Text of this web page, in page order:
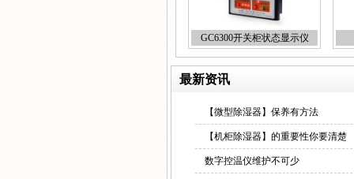
GC6300开关柜状态显示仪
最新资讯
【微型除湿器】保养有方法
【机柜除湿器】的重要性你要清楚
数字控温仪维护不可少